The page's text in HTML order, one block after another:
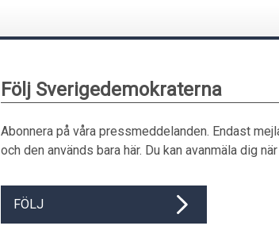
Följ Sverigedemokraterna
Abonnera på våra pressmeddelanden. Endast
och den används bara här. Du kan avanmäla dig
FÖLJ